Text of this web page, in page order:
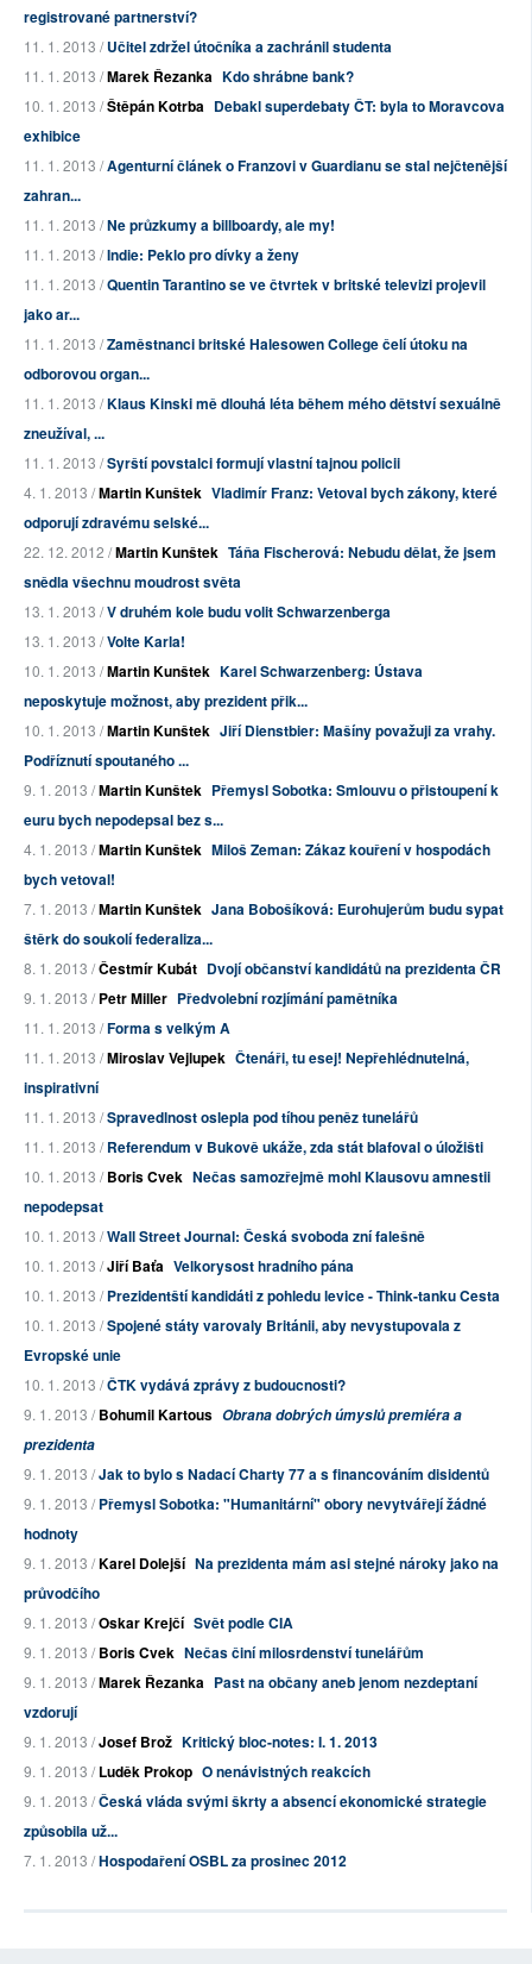
registrované partnerství?
11. 1. 2013 /Učitel zdržel útočníka a zachránil studenta
11. 1. 2013 /Marek Řezanka Kdo shrábne bank?
10. 1. 2013 /Štěpán Kotrba Debakl superdebaty ČT: byla to Moravcova
exhibice
11. 1. 2013 /Agenturní článek o Franzovi v Guardianu se stal nejčtenější
zahran...
11. 1. 2013 /Ne průzkumy a billboardy, ale my!
11. 1. 2013 /Indie: Peklo pro dívky a ženy
11. 1. 2013 /Quentin Tarantino se ve čtvrtek v britské televizi projevil
jako ar...
11. 1. 2013 /Zaměstnanci britské Halesowen College čelí útoku na
odborovou organ...
11. 1. 2013 /Klaus Kinski mě dlouhá léta během mého dětství sexuálně
zneužíval, ...
11. 1. 2013 /Syrští povstalci formují vlastní tajnou policii
4. 1. 2013 /Martin Kunštek Vladimír Franz: Vetoval bych zákony, které
odporují zdravému selské...
22. 12. 2012 /Martin Kunštek Táňa Fischerová: Nebudu dělat, že jsem
snědla všechnu moudrost světa
13. 1. 2013 /V druhém kole budu volit Schwarzenberga
13. 1. 2013 /Volte Karla!
10. 1. 2013 /Martin Kunštek Karel Schwarzenberg: Ústava
neposkytuje možnost, aby prezident přik...
10. 1. 2013 /Martin Kunštek Jiří Dienstbier: Mašíny považuji za vrahy.
Podříznutí spoutaného ...
9. 1. 2013 /Martin Kunštek Přemysl Sobotka: Smlouvu o přistoupení k
euru bych nepodepsal bez s...
4. 1. 2013 /Martin Kunštek Miloš Zeman: Zákaz kouření v hospodách
bych vetoval!
7. 1. 2013 /Martin Kunštek Jana Bobošíková: Eurohujerům budu sypat
štěrk do soukolí federaliza...
8. 1. 2013 /Čestmír Kubát Dvojí občanství kandidátů na prezidenta ČR
9. 1. 2013 /Petr Miller Předvolební rozjímání pamětníka
11. 1. 2013 /Forma s velkým A
11. 1. 2013 /Miroslav Vejlupek Čtenáři, tu esej! Nepřehlédnutelná,
inspirativní
11. 1. 2013 /Spravedlnost oslepla pod tíhou peněz tunelářů
11. 1. 2013 /Referendum v Bukově ukáže, zda stát blafoval o úložišti
10. 1. 2013 /Boris Cvek Nečas samozřejmě mohl Klausovu amnestii
nepodepsat
10. 1. 2013 /Wall Street Journal: Česká svoboda zní falešně
10. 1. 2013 /Jiří Baťa Velkorysost hradního pána
10. 1. 2013 /Prezidentští kandidáti z pohledu levice - Think-tanku Cesta
10. 1. 2013 /Spojené státy varovaly Británii, aby nevystupovala z
Evropské unie
10. 1. 2013 /ČTK vydává zprávy z budoucnosti?
9. 1. 2013 /Bohumil Kartous Obrana dobrých úmyslů premiéra a
prezidenta
9. 1. 2013 /Jak to bylo s Nadací Charty 77 a s financováním disidentů
9. 1. 2013 /Přemysl Sobotka: "Humanitární" obory nevytvářejí žádné
hodnoty
9. 1. 2013 /Karel Dolejší Na prezidenta mám asi stejné nároky jako na
průvodčího
9. 1. 2013 /Oskar Krejčí Svět podle CIA
9. 1. 2013 /Boris Cvek Nečas činí milosrdenství tunelářům
9. 1. 2013 /Marek Řezanka Past na občany aneb jenom nezdeptaní
vzdorují
9. 1. 2013 /Josef Brož Kritický bloc-notes: I. 1. 2013
9. 1. 2013 /Luděk Prokop O nenávistných reakcích
9. 1. 2013 /Česká vláda svými škrty a absencí ekonomické strategie
způsobila už...
7. 1. 2013 /Hospodaření OSBL za prosinec 2012